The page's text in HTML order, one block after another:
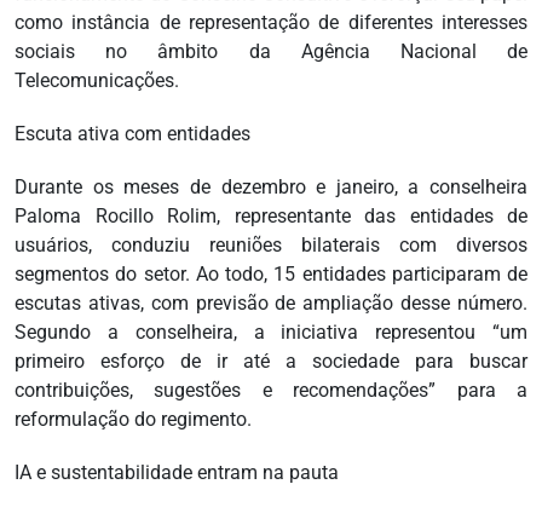
como instância de representação de diferentes interesses
sociais no âmbito da Agência Nacional de
Telecomunicações.
Escuta ativa com entidades
Durante os meses de dezembro e janeiro, a conselheira
Paloma Rocillo Rolim, representante das entidades de
usuários, conduziu reuniões bilaterais com diversos
segmentos do setor. Ao todo, 15 entidades participaram de
escutas ativas, com previsão de ampliação desse número.
Segundo a conselheira, a iniciativa representou “um
primeiro esforço de ir até a sociedade para buscar
contribuições, sugestões e recomendações” para a
reformulação do regimento.
IA e sustentabilidade entram na pauta